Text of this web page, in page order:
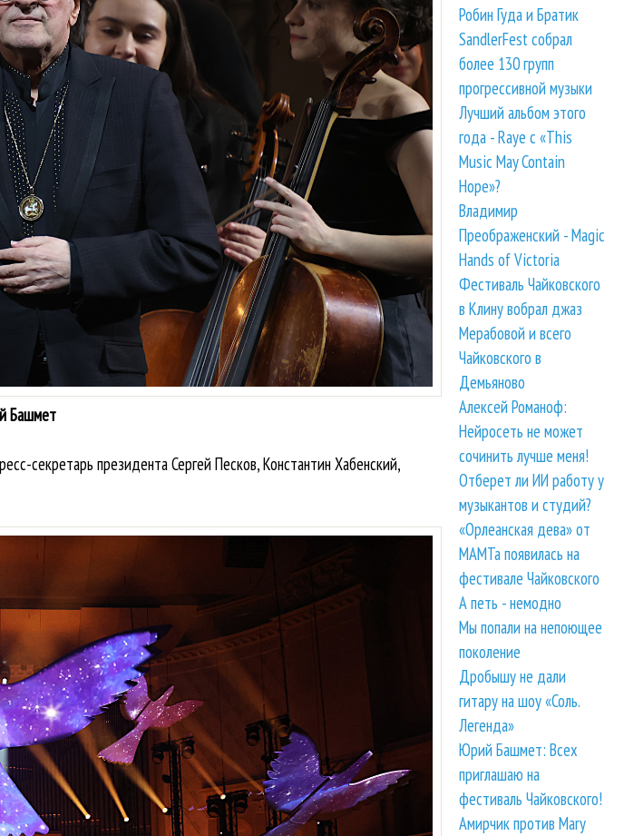
Башмет
секретарь президента Сергей Песков, Константин Хабенский,
Робин Гуда и Братик
SandlerFest собрал
более 130 групп
прогрессивной музыки
Лучший альбом этого
года - Raye с «This
Music May Contain
Hope»?
Владимир
Преображенский - Magic
Hands of Victoria
Фестиваль Чайковского
в Клину вобрал джаз
Мерабовой и всего
Чайковского в
Демьяново
Алексей Романоф:
Нейросеть не может
сочинить лучше меня!
Отберет ли ИИ работу у
музыкантов и студий?
«Орлеанская дева» от
МАМТа появилась на
фестивале Чайковского
А петь - немодно
Мы попали на непоющее
поколение
Дробышу не дали
гитару на шоу «Соль.
Легенда»
Юрий Башмет: Всех
приглашаю на
фестиваль Чайковского!
Амирчик против Mary